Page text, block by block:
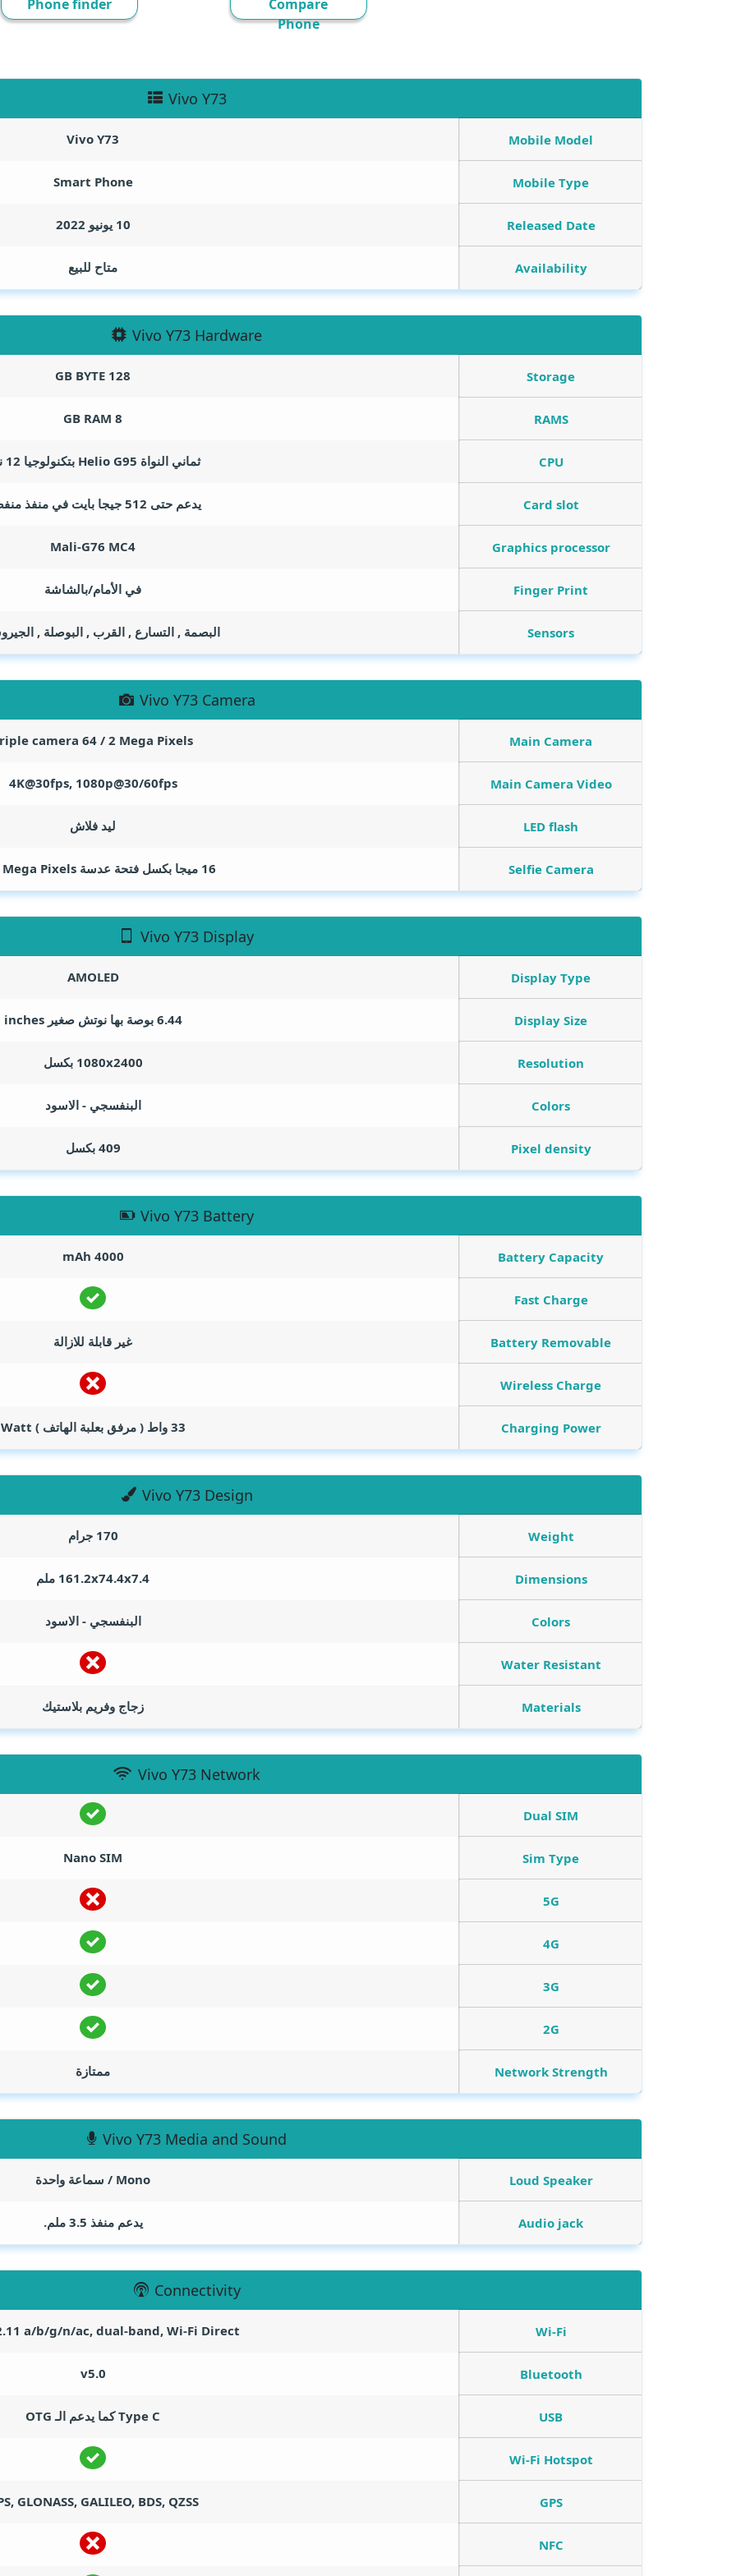
Compare
Phone
Phone finder
Vivo Y73
Mobile Model
Vivo Y73
Mobile Type
Smart Phone
Released Date 10 يونيو 2022
Availability متاح للبيع
Vivo Y73 Hardware
Storage
128
GB BYTE
RAMS
8
GB RAM
CPU ثماني النواة Helio G95 بتكنولوجيا 12 نانو
Card slot يدعم حتى 512 جيجا بايت في منفذ منفصل
Graphics processor
Mali-G76 MC4
Finger Print في الأمام/بالشاشة
Sensors البصمة , التسارع , القرب , البوصلة ,
Vivo Y73 Camera
Main Camera
camera 64 / 2 Mega Pixels
Main Camera Video
4K@30fps, 1080p@30/60fps
LED flash ليد فلاش
Selfie Camera 16 ميجا بكسل فتحة عدسة F/2.0 Mega Pixels
Vivo Y73 Display
Display Type
AMOLED
Display Size 6.44 بوصة بها نوتش صغير inches
Resolution 1080x2400 بكسل
Colors البنفسجي - الاسود
Pixel density 409 بكسل
Vivo Y73 Battery
Battery Capacity
4000
mAh
Fast Charge
Battery Removable غير قابلة للازالة
Wireless Charge
Charging Power 33 واط ( مرفق بعلبة الهاتف ) Watt
Vivo Y73 Design
Weight 170 جرام
Dimensions 161.2x74.4x7.4 ملم
Colors البنفسجي - الاسود
Water Resistant
Materials زجاج وفريم بلاستيك
Vivo Y73 Network
Dual SIM
Sim Type
Nano SIM
5G
4G
3G
2G
Network Strength ممتازة
Vivo Y73 Media and Sound
Loud Speaker Mono / سماعة واحدة
Audio jack يدعم منفذ 3.5 ملم.
Connectivity
Wi-Fi
a/b/g/n/ac, dual-band, Wi-Fi Direct
Bluetooth
v5.0
USB Type C كما يدعم الـ OTG
Wi-Fi Hotspot
GPS
GLONASS, GALILEO, BDS, QZSS
NFC